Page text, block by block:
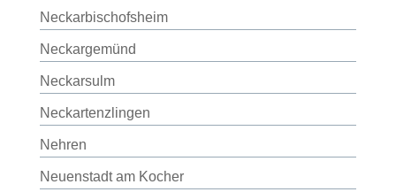
Neckarbischofsheim
Neckargemünd
Neckarsulm
Neckartenzlingen
Nehren
Neuenstadt am Kocher